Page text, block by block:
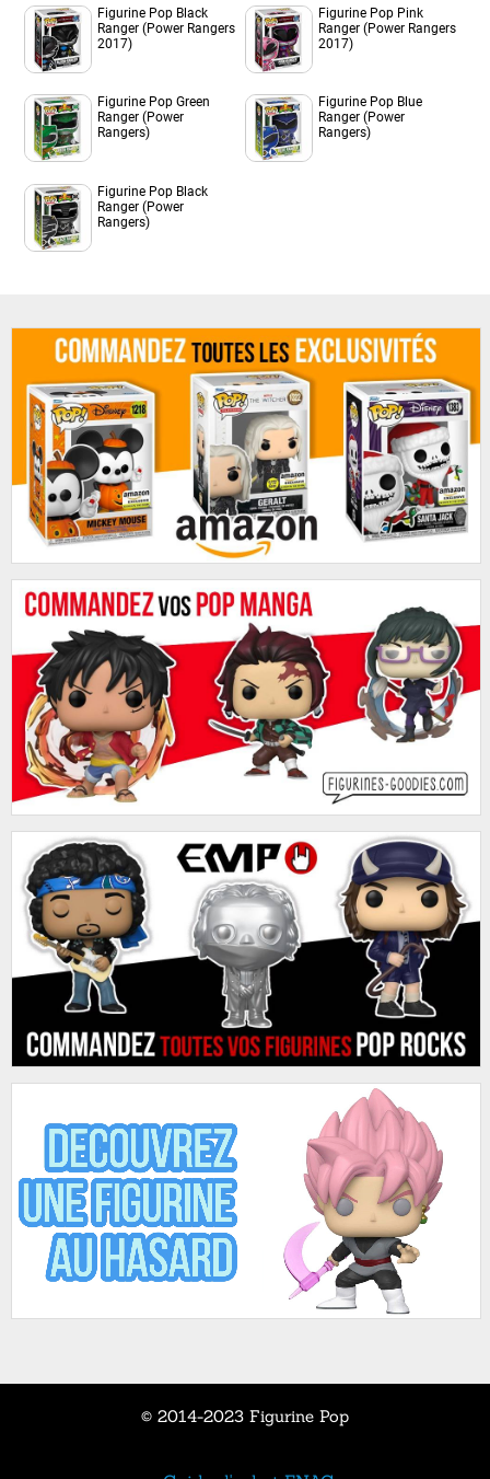
Figurine Pop Black
Ranger (Power Rangers
2017)
Figurine Pop Pink
Ranger (Power Rangers
2017)
Figurine Pop Green
Ranger (Power
Rangers)
Figurine Pop Blue
Ranger (Power
Rangers)
Figurine Pop Black
Ranger (Power
Rangers)
© 2014-2023 Figurine Pop